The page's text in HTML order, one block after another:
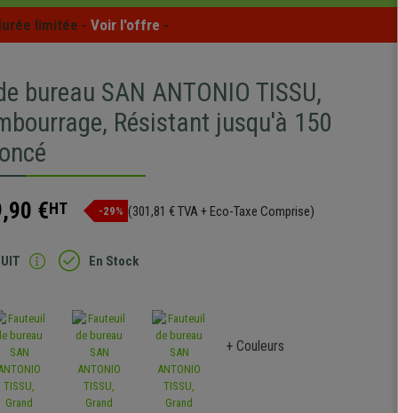
limitée - Voir l'offre -
bureau SAN ANTONIO TISSU,
Résistant jusqu'à 150
€HT -29% (301,81 € TVA + Eco-Taxe Comprise)
En Stock
+ Couleurs